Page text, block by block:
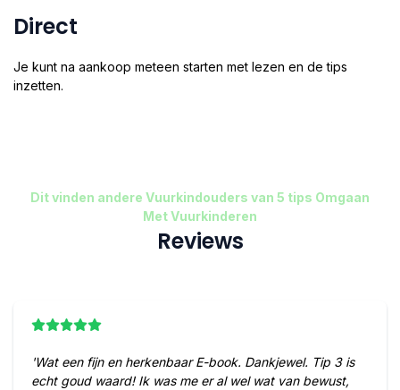
Direct
Je kunt na aankoop meteen starten met lezen en de tips
inzetten.​
Dit vinden andere Vuurkindouders van 5 tips Omgaan
Met Vuurkinderen
Reviews
'Wat een fijn en herkenbaar E-book. Dankjewel. Tip 3 is
echt goud waard! Ik was me er al wel wat van bewust,